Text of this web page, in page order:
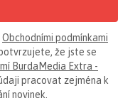
Obchodními podmínkami
že jste se
BurdaMedia Extra -
pracovat zejména k
novinek.